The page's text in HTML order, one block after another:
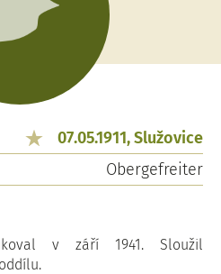
07.05.1911, Služovice
Obergefreiter
v září 1941. Sloužil